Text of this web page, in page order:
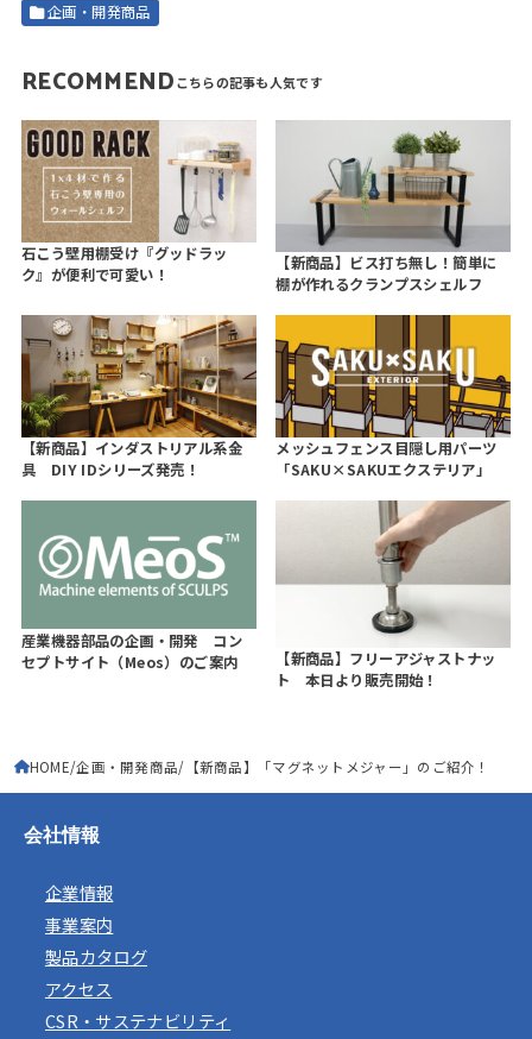
企画・開発商品
RECOMMEND
石こう壁用棚受け『グッドラッ
ク』が便利で可愛い！
【新商品】ビス打ち無し！簡単に
棚が作れるクランプスシェルフ
【新商品】インダストリアル系金
具 DIY IDシリーズ発売！
メッシュフェンス目隠し用パーツ
「SAKU×SAKUエクステリア」
産業機器部品の企画・開発 コン
セプトサイト（Meos）のご案内
【新商品】フリーアジャストナッ
ト 本日より販売開始！
HOME 企画・開発商品 【新商品】「マグネットメジャー」のご紹介！
会社情報
企業情報
事業案内
製品カタログ
アクセス
CSR・サステナビリティ